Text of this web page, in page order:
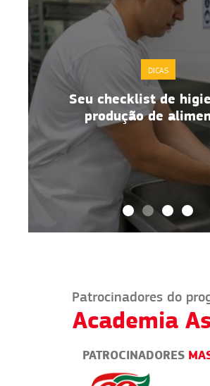
DICAS
Seu checklist de
produção de
Patrocinadores do
Academia
PATROCINADORES